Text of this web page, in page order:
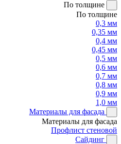
По толщине
По толщине
0,3 мм
0,35 мм
0,4 мм
0,45 мм
0,5 мм
0,6 мм
0,7 мм
0,8 мм
0,9 мм
1,0 мм
Материалы для фасада
Материалы для фасада
Профлист стеновой
Сайдинг